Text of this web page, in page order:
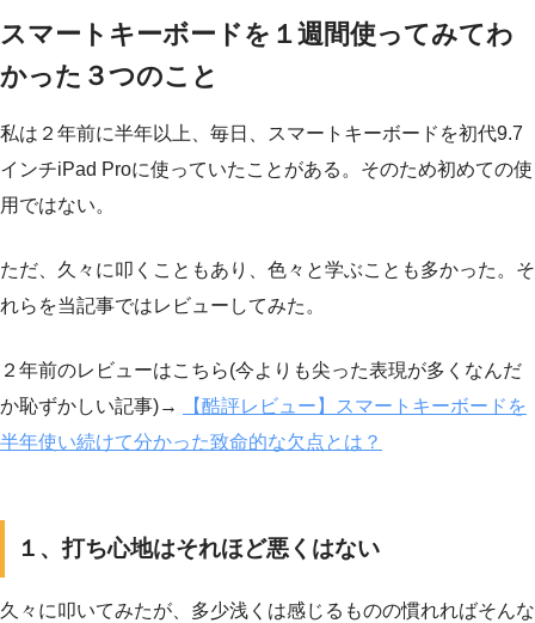
スマートキーボードを１週間使ってみてわ
かった３つのこと
私は２年前に半年以上、毎日、スマートキーボードを初代9.7
インチiPad Proに使っていたことがある。そのため初めての使
用ではない。
ただ、久々に叩くこともあり、色々と学ぶことも多かった。そ
れらを当記事ではレビューしてみた。
２年前のレビューはこちら(今よりも尖った表現が多くなんだ
か恥ずかしい記事)→
【酷評レビュー】スマートキーボードを
半年使い続けて分かった致命的な欠点とは？
１、打ち心地はそれほど悪くはない
久々に叩いてみたが、多少浅くは感じるものの慣れればそんな